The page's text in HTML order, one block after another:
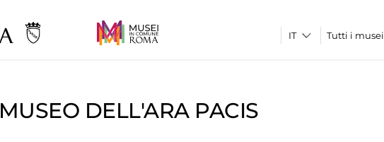
Tutti i musei
MUSEO DELL'ARA PACIS